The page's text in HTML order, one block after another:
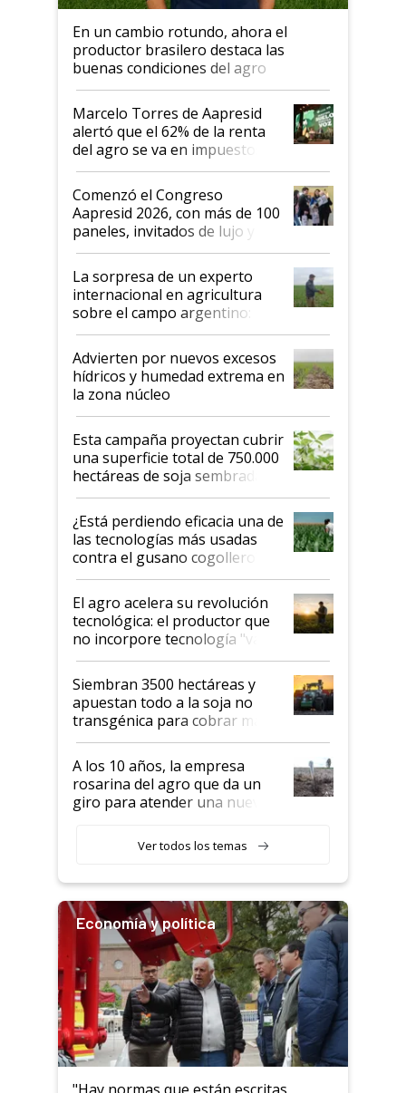
En un cambio rotundo, ahora el
productor brasilero destaca las
buenas condiciones del agro
argentino para invertir: "Los veo
más motivados"
Marcelo Torres de Aapresid
alertó que el 62% de la renta
del agro se va en impuestos:
"No es bueno que en
Argentina se sigan discutiendo
las mismas cosas de hace 50
años"
Comenzó el Congreso
Aapresid 2026, con más de 100
paneles, invitados de lujo y
todas las tendencias
La sorpresa de un experto
internacional en agricultura
sobre el campo argentino:
"Estoy muy impresionado"
Advierten por nuevos excesos
hídricos y humedad extrema en
la zona núcleo
Esta campaña proyectan cubrir
una superficie total de 750.000
hectáreas de soja sembradas
con una nueva generación de
variedades que marcan un
salto tecnológico en genética y
rendimiento
¿Está perdiendo eficacia una de
las tecnologías más usadas
contra el gusano cogollero? El
desafío de una tecnología clave
El agro acelera su revolución
tecnológica: el productor que
no incorpore tecnología "va a
perder el tren"
Siembran 3500 hectáreas y
apuestan todo a la soja no
transgénica para cobrar más
por tonelada: compraron un
semillero
A los 10 años, la empresa
rosarina del agro que da un
giro para atender una nueva
Ver todos los temas
Economía y política